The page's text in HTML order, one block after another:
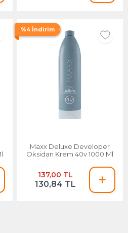
%4 İndirim
Maxx Deluxe Developer
Oksidan Krem 40v 1000 Ml
137,00 TL
130,84 TL